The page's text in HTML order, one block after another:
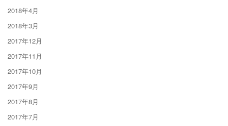
2018年4月
2018年3月
2017年12月
2017年11月
2017年10月
2017年9月
2017年8月
2017年7月